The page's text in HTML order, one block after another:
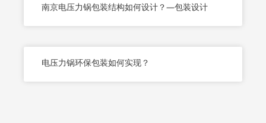
南京电压力锅包装结构如何设计？—包装设计
电压力锅环保包装如何实现？